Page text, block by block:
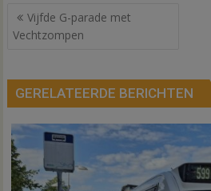
Bericht
navigatie
Vijfde G-parade met
Vechtzompen
GERELATEERDE BERICHTEN